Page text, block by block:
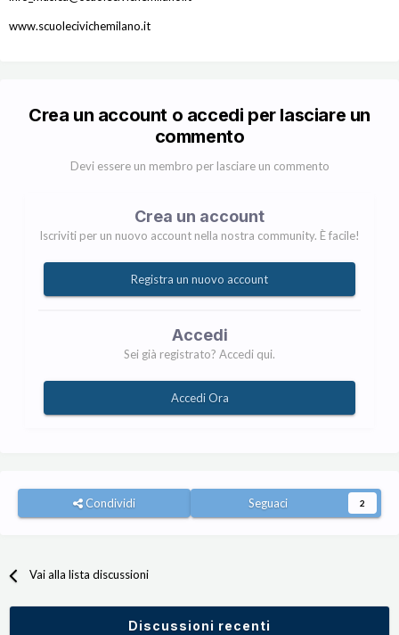
www.scuolecivichemilano.it
Crea un account o accedi per lasciare un
commento
Devi essere un membro per lasciare un commento
Crea un account
Iscriviti per un nuovo account nella nostra community. È facile!
Registra un nuovo account
Accedi
Sei già registrato? Accedi qui.
Accedi Ora
Condividi Seguaci 2
Vai alla lista discussioni
Discussioni recenti